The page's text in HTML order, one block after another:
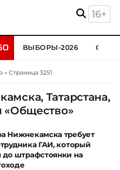
16+
ВЫБОРЫ-2026
» Страница 3251
Татарстана,
«Общество»
Нижнекамска требует
ГАИ, который
до штрафстоянки на